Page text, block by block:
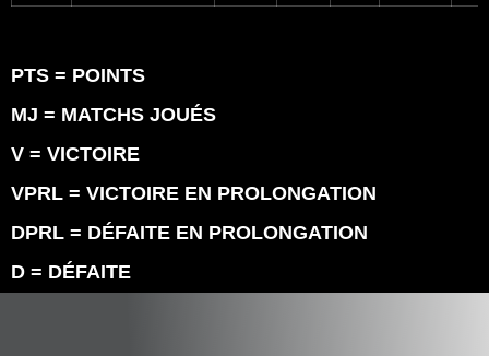
PTS = POINTS
MJ = MATCHS JOUÉS
V = VICTOIRE
VPRL = VICTOIRE EN PROLONGATION
DPRL = DÉFAITE EN PROLONGATION
D = DÉFAITE